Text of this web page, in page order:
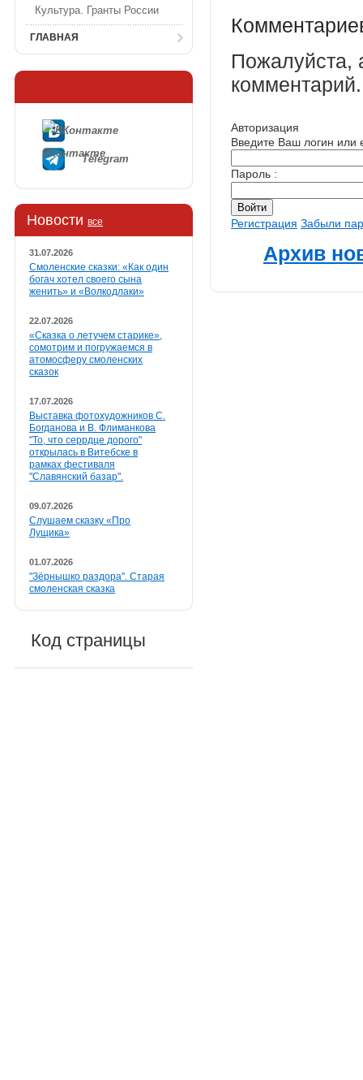
Культура. Гранты России
ГЛАВНАЯ
ВКонтактеTelegram
Новости все
31.07.2026
Смоленские сказки: «Как один
богач хотел своего сына
женить» и «Волкодлаки»
22.07.2026
«Сказка о летучем старике»,
сомотрим и погружаемся в
атомосферу смоленских
сказок
17.07.2026
Выставка фотохудожников С.
Богданова и В. Флиманкова
"То, что серрдце дорого"
открылась в Витебске в
рамках фестиваля
"Славянский базар".
09.07.2026
Слушаем сказку «Про
Лущика»
01.07.2026
"Зёрнышко раздора". Старая
смоленская сказка
Код страницы
Пожалуйста,
комментарий.
Авторизация
Введите Ваш логин или
Пароль :
Регистрация Забыли
Архив